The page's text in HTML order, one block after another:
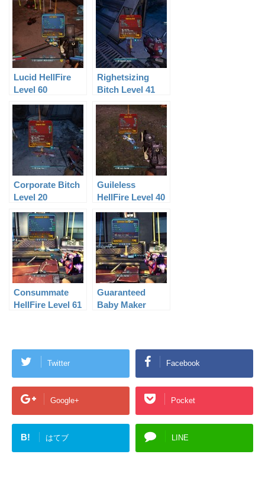
Lucid HellFire
Level 60
Righetsizing
Bitch Level 41
Corporate Bitch
Level 20
Guileless
HellFire Level 40
Consummate
HellFire Level 61
Guaranteed
Baby Maker
Twitter Facebook
Google+ Pocket
B! はてブ LINE